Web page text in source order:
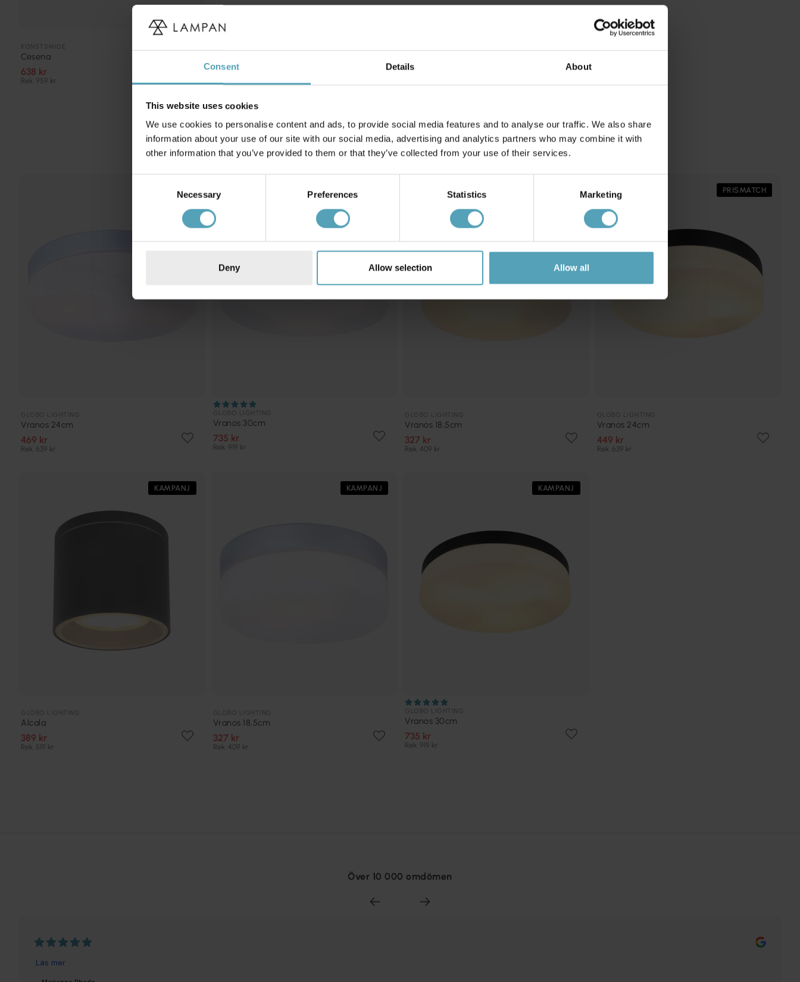
Consent Details About
This website uses cookies
We use cookies to personalise content and ads, to provide social media features and to analyse our traffic. We also share
information about your use of our site with our social media, advertising and analytics partners who may combine it with
other information that you’ve provided to them or that they’ve collected from your use of their services.
Necessary Preferences Statistics Marketing
Deny Allow selection Allow all
Cesena
638 kr
Rek. 959 kr
Andra köpte även
PRISMATCH
Vranos 24cm
469 kr
Rek. 639 kr
Vranos 30cm
735 kr
Rek. 919 kr
Vranos 18,5cm
327 kr
Rek. 409 kr
PRISMATCH
Vranos 24cm
449 kr
Rek. 639 kr
KAMPANJ
Alcala
389 kr
Rek. 519 kr
KAMPANJ
Vranos 18,5cm
327 kr
Rek. 409 kr
KAMPANJ
Vranos 30cm
735 kr
Rek. 919 kr
Över 10 000 omdömen